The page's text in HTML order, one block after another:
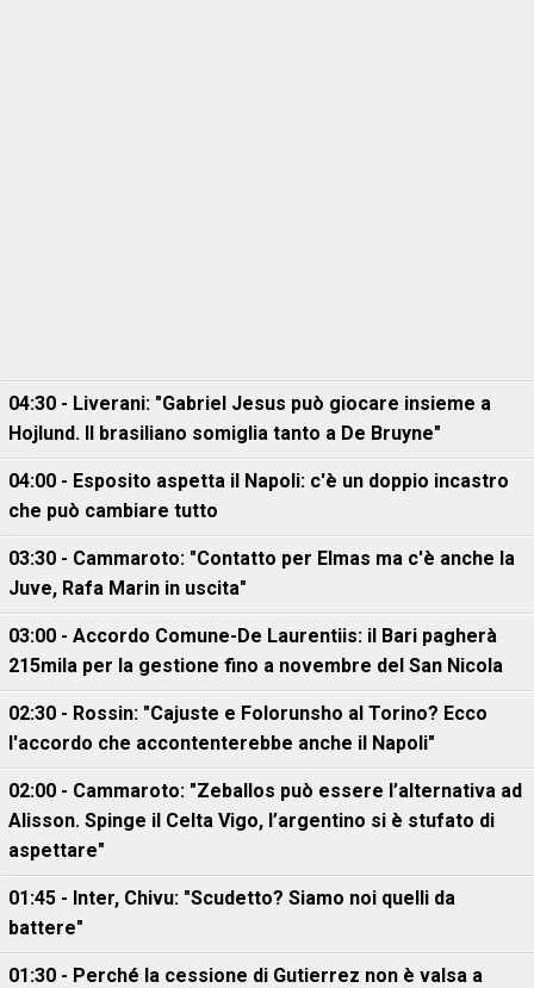
04:30 - Liverani: "Gabriel Jesus può giocare insieme a
Hojlund. Il brasiliano somiglia tanto a De Bruyne"
04:00 - Esposito aspetta il Napoli: c'è un doppio incastro
che può cambiare tutto
03:30 - Cammaroto: "Contatto per Elmas ma c'è anche la
Juve, Rafa Marin in uscita"
03:00 - Accordo Comune-De Laurentiis: il Bari pagherà
215mila per la gestione fino a novembre del San Nicola
02:30 - Rossin: "Cajuste e Folorunsho al Torino? Ecco
l'accordo che accontenterebbe anche il Napoli"
02:00 - Cammaroto: "Zeballos può essere l’alternativa ad
Alisson. Spinge il Celta Vigo, l’argentino si è stufato di
aspettare"
01:45 - Inter, Chivu: "Scudetto? Siamo noi quelli da
battere"
01:30 - Perché la cessione di Gutierrez non è valsa a